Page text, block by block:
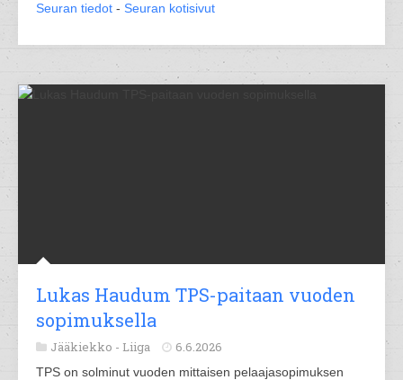
Seuran tiedot - Seuran kotisivut
Lukas Haudum TPS-paitaan vuoden
sopimuksella
Jääkiekko - Liiga 6.6.2026
TPS on solminut vuoden mittaisen pelaajasopimuksen